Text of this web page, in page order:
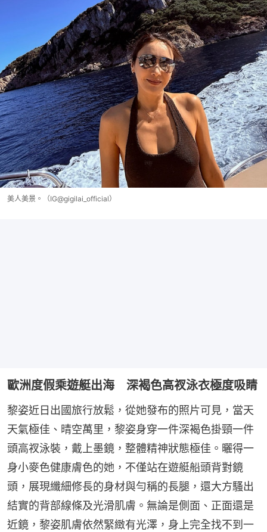
美人美景。（IG@gigilai_official）
歐洲度假乘遊艇出海 深褐色高衩泳衣極度吸睛
黎姿近日出國旅行放鬆，從她發布的照片可見，當天
天氣極佳、晴空萬里，黎姿身穿一件深褐色掛頸一件
頭高衩泳裝，戴上墨鏡，整體精神狀態極佳。曬得一
身小麥色健康膚色的她，不僅站在遊艇船頭背對鏡
頭，展現纖細修長的身材與勻稱的長腿，還大方騷出
結實的背部線條及光滑肌膚。無論是側面、正面還是
近鏡，黎姿肌膚依然緊緻有光澤，身上完全找不到一